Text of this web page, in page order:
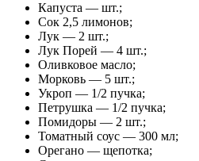
Капуста — шт.;
Сок 2,5 лимонов;
Лук — 2 шт.;
Лук Порей — 4 шт.;
Оливковое масло;
Морковь — 5 шт.;
Укроп — 1/2 пучка;
Петрушка — 1/2 пучка;
Помидоры — 2 шт.;
Томатный соус — 300 мл;
Орегано — щепотка;